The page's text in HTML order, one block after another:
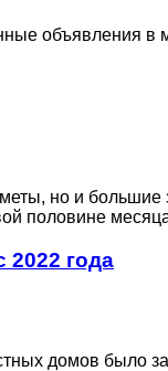
объявления
но и
половине
2022 года
домов было